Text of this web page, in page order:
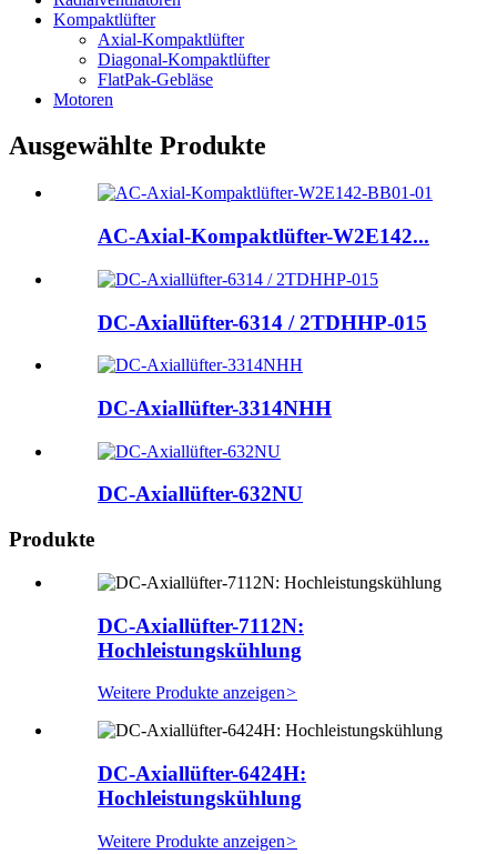
Kompaktlüfter
Axial-Kompaktlüfter
Diagonal-Kompaktlüfter
FlatPak-Gebläse
Motoren
Ausgewählte Produkte
AC-Axial-Kompaktlüfter-W2E142...
DC-Axiallüfter-6314 / 2TDHHP-015
DC-Axiallüfter-3314NHH
DC-Axiallüfter-632NU
Produkte
DC-Axiallüfter-7112N:
Hochleistungskühlung
Weitere Produkte anzeigen>
DC-Axiallüfter-6424H:
Hochleistungskühlung
Weitere Produkte anzeigen>